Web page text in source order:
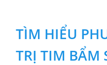
TÌM HIỂU
TRỊ TIM BẨM